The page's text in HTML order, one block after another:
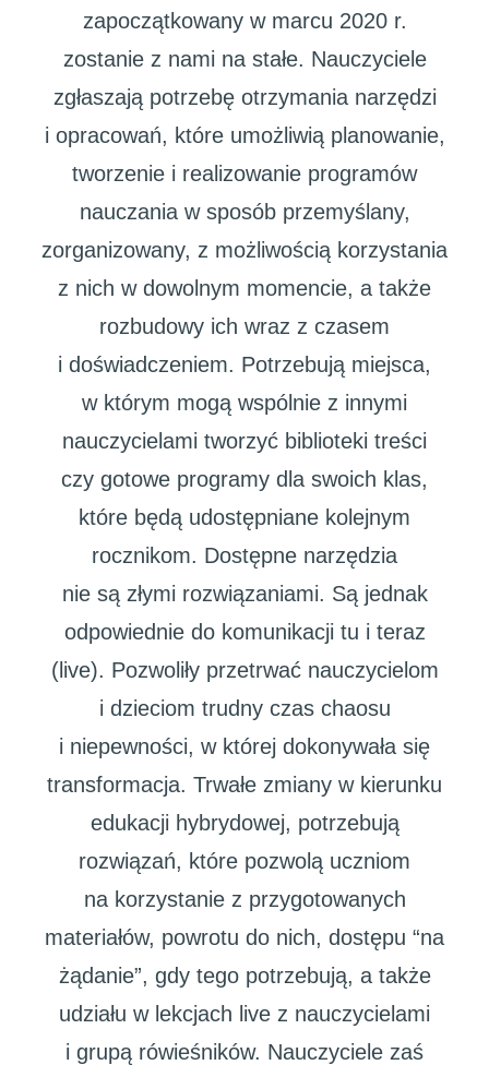
zapoczątkowany w marcu 2020 r.
zostanie z nami na stałe. Nauczyciele
zgłaszają potrzebę otrzymania narzędzi
i opracowań, które umożliwią planowanie,
tworzenie i realizowanie programów
nauczania w sposób przemyślany,
zorganizowany, z możliwością korzystania
z nich w dowolnym momencie, a także
rozbudowy ich wraz z czasem
i doświadczeniem. Potrzebują miejsca,
w którym mogą wspólnie z innymi
nauczycielami tworzyć biblioteki treści
czy gotowe programy dla swoich klas,
które będą udostępniane kolejnym
rocznikom. Dostępne narzędzia
nie są złymi rozwiązaniami. Są jednak
odpowiednie do komunikacji tu i teraz
(live). Pozwoliły przetrwać nauczycielom
i dzieciom trudny czas chaosu
i niepewności, w której dokonywała się
transformacja. Trwałe zmiany w kierunku
edukacji hybrydowej, potrzebują
rozwiązań, które pozwolą uczniom
na korzystanie z przygotowanych
materiałów, powrotu do nich, dostępu “na
żądanie”, gdy tego potrzebują, a także
udziału w lekcjach live z nauczycielami
i grupą rówieśników. Nauczyciele zaś